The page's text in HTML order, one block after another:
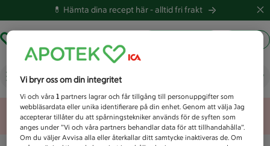
💊 Hämta dina recept här -alltid fri frakt
Vad letar du efter idag?
Unknown error
Vi bryr oss om din integritet
Vi och våra1 partners lagrar och får tillgång till personuppgifter som
webbläsardata eller unika identifierare på din enhet. Genom att välja Jag
accepterar tillåter du att spårningstekniker används för de syften som
anges under ”Vi och våra partners behandlar data för att tillhandahålla”.
Om du väljer Avvisa alla eller återkallar ditt samtycke inaktiveras de. Om